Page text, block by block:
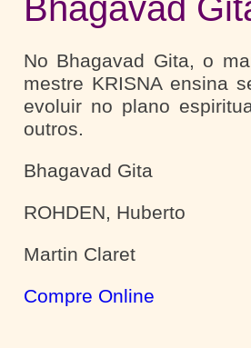
Bhagavad
No Bhagavad Gita, o
mestre KRISNA ensina
evoluir no plano
outros.
Bhagavad Gita
ROHDEN, Huberto
Martin Claret
Compre Online